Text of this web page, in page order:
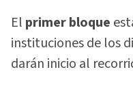
El primer bloque
instituciones de los
darán inicio al